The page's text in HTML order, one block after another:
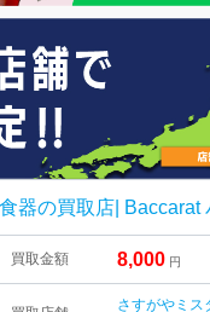
買取金額 8,000 円
さすがやミス